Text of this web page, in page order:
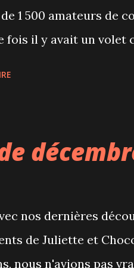
1 500 amateurs de
fois il y avait un volet
réalisés avec le
Certains cocktails
que nous avons
nos dernières
de Juliette et
nous n'avions pas